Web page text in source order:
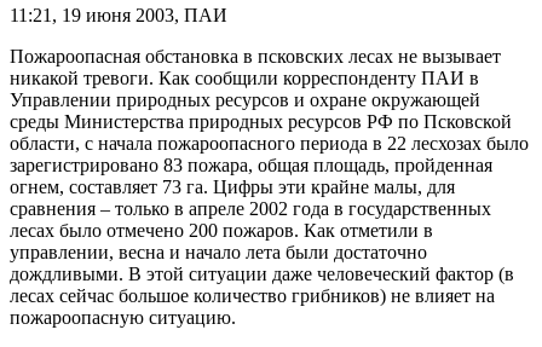
11:21, 19 июня 2003, ПАИ
Пожароопасная обстановка в псковских лесах не вызывает
никакой тревоги. Как сообщили корреспонденту ПАИ в
Управлении природных ресурсов и охране окружающей
среды Министерства природных ресурсов РФ по Псковской
области, с начала пожароопасного периода в 22 лесхозах было
зарегистрировано 83 пожара, общая площадь, пройденная
огнем, составляет 73 га. Цифры эти крайне малы, для
сравнения – только в апреле 2002 года в государственных
лесах было отмечено 200 пожаров. Как отметили в
управлении, весна и начало лета были достаточно
дождливыми. В этой ситуации даже человеческий фактор (в
лесах сейчас большое количество грибников) не влияет на
пожароопасную ситуацию.